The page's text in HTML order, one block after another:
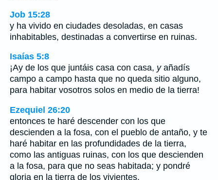
Job 15:28
y ha vivido en ciudades desoladas, en casas
inhabitables, destinadas a convertirse en ruinas.
Isaías 5:8
¡Ay de los que juntáis casa con casa, yañadís
campo a campo hasta que no queda sitio alguno,
para habitar vosotros solos en medio de la tierra!
Ezequiel 26:20
entonces te haré descender con los que
descienden a la fosa, con el pueblo de antaño, y te
haré habitar en las profundidades de la tierra,
como las antiguas ruinas, con los que descienden
a la fosa, para que no seas habitada; y pondré
gloria en la tierra de los vivientes.